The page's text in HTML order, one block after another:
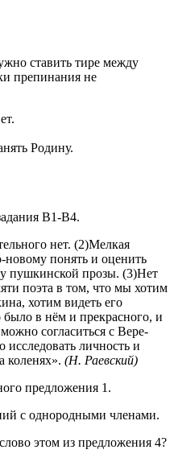
ставить тире между
препинания не
Родину.
В1-В4.
нет. (2)Мелкая
новому понять и оценить
пушкинской прозы. (3)Нет
поэта в том, что мы хо­тим
хотим видеть его
было в нём и прекрасного, и
согласиться с Вере­
личность и
коленях». (Н. Раевский)
предложения 1.
с однородными членами.
этом из предложения 4?